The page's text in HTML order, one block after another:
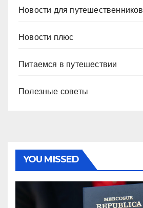
Новости для путешественников
Новости плюс
Питаемся в путешествии
Полезные советы
YOU MISSED